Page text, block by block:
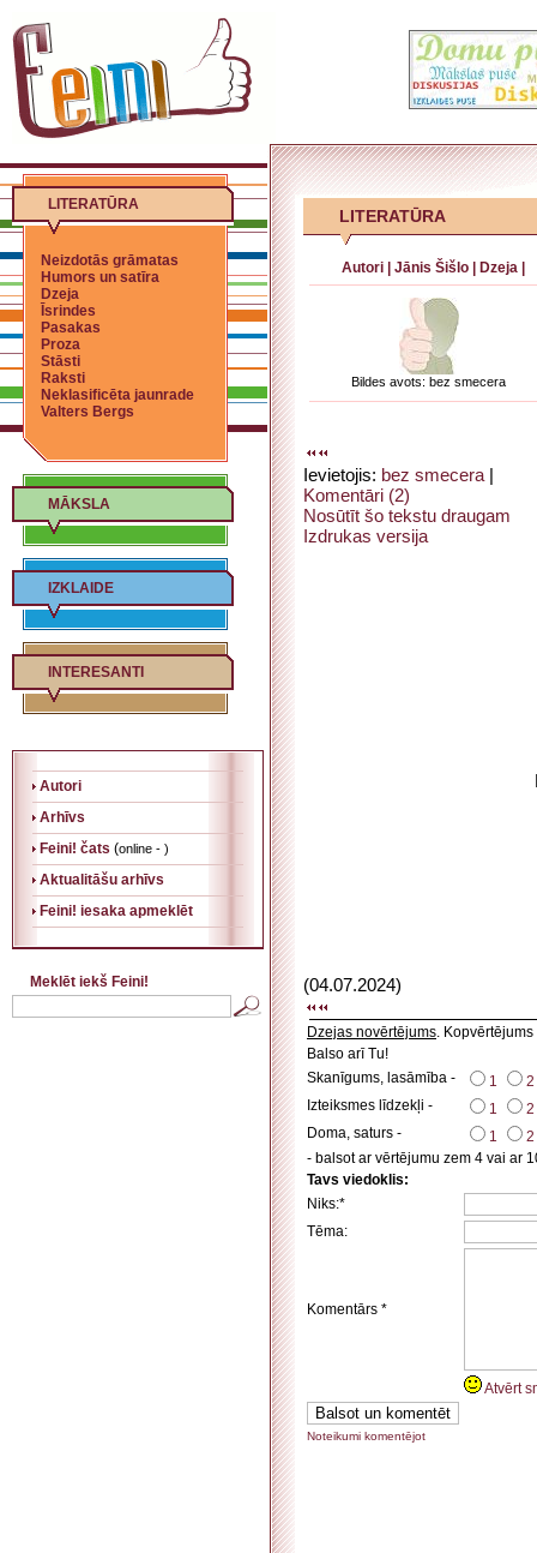
LITERATŪRA
Neizdotās grāmatas
Humors un satīra
Dzeja
Īsrindes
Pasakas
Proza
Stāsti
Raksti
Neklasificēta jaunrade
Valters Bergs
MĀKSLA
IZKLAIDE
INTERESANTI
Autori
Arhīvs
Feini! čats (online - )
Aktualitāšu arhīvs
Feini! iesaka apmeklēt
Meklēt iekš Feini!
LITERATŪRA
Autori Jānis Šišlo Dzeja
Bildes avots: bez smecera
Ievietojis: bez smecera |
Komentāri (2)
Nosūtīt šo tekstu draugam
Izdrukas versija
(04.07.2024)
Dzejas novērtējums.
Balso arī Tu!
Skanīgums, lasāmība -
1
2
Izteiksmes līdzekļi -
1
2
Doma, saturs -
1
2
- balsot ar vērtējumu zem 4 vai ar
Tavs viedoklis:
Niks:*
Tēma:
Komentārs *
Atvērt
Noteikumi komentējot